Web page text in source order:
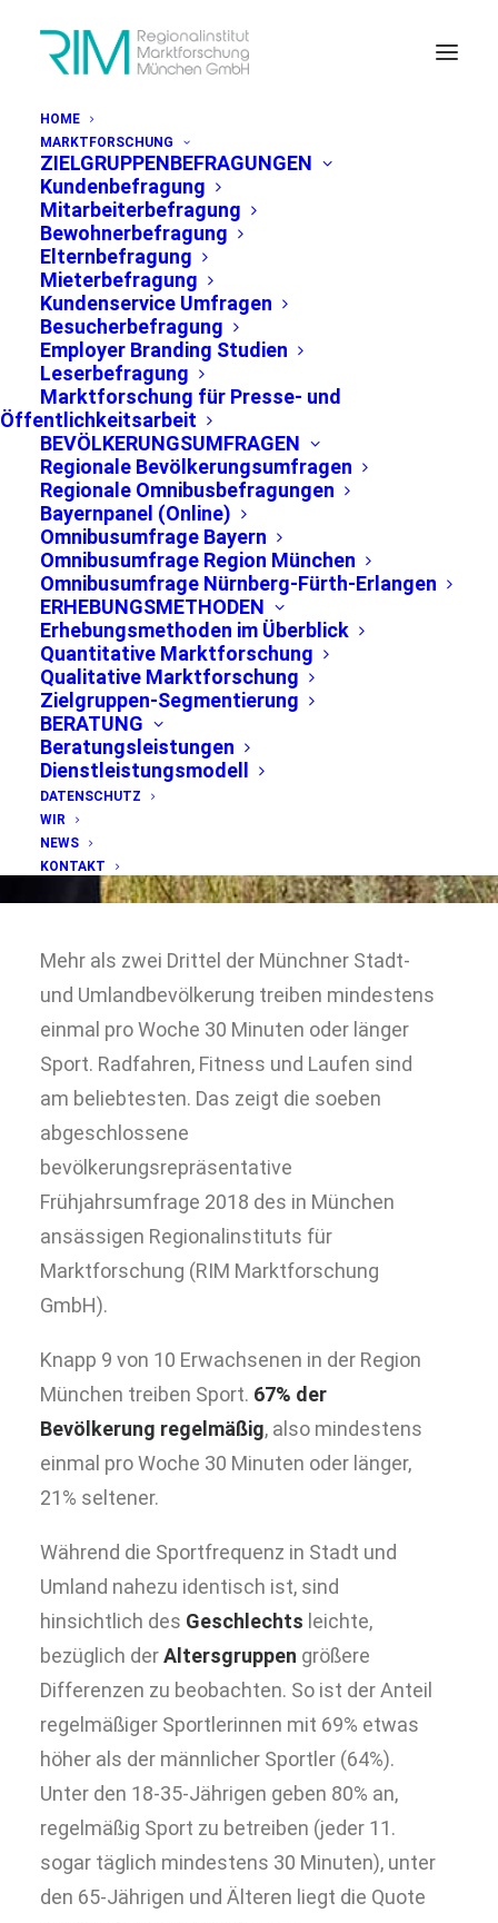
HOME
MARKTFORSCHUNG
ZIELGRUPPENBEFRAGUNGEN
Kundenbefragung
Mitarbeiterbefragung
Bewohnerbefragung
Elternbefragung
Mieterbefragung
Kundenservice Umfragen
Besucherbefragung
Employer Branding Studien
Leserbefragung
Marktforschung für Presse- und
Öffentlichkeitsarbeit
BEVÖLKERUNGSUMFRAGEN
Regionale Bevölkerungsumfragen
Regionale Omnibusbefragungen
Bayernpanel (Online)
Omnibusumfrage Bayern
Omnibusumfrage Region München
Omnibusumfrage Nürnberg-Fürth-Erlangen
ERHEBUNGSMETHODEN
Erhebungsmethoden im Überblick
Quantitative Marktforschung
Qualitative Marktforschung
Zielgruppen-Segmentierung
BERATUNG
Beratungsleistungen
Dienstleistungsmodell
DATENSCHUTZ
WIR
NEWS
KONTAKT
PRESSEMITTEILUNG MÜNCHEN, 07.06.2018
67% der
Bevölkerung in
München treiben
mindestens 1x pro
Woche Sport.
Ergebnisse der
bevölkerungsrepräsentativen
Frühjahrsumfrage 2018
Mehr als zwei Drittel der Münchner Stadt-
und Umlandbevölkerung treiben mindestens
einmal pro Woche 30 Minuten oder länger
Sport. Radfahren, Fitness und Laufen sind
am beliebtesten. Das zeigt die soeben
abgeschlossene
bevölkerungsrepräsentative
Frühjahrsumfrage 2018 des in München
ansässigen Regionalinstituts für
Marktforschung (RIM Marktforschung
GmbH).
Knapp 9 von 10 Erwachsenen in der Region
München treiben Sport. 67% der
Bevölkerung regelmäßig, also mindestens
einmal pro Woche 30 Minuten oder länger,
21% seltener.
Während die Sportfrequenz in Stadt und
Umland nahezu identisch ist, sind
hinsichtlich des Geschlechts leichte,
bezüglich derAltersgruppen größere
Differenzen zu beobachten. So ist der Anteil
regelmäßiger Sportlerinnen mit 69% etwas
höher als der männlicher Sportler (64%).
Unter den 18-35-Jährigen geben 80% an,
regelmäßig Sport zu betreiben (jeder 11.
sogar täglich mindestens 30 Minuten), unter
den 65-Jährigen und Älteren liegt die Quote